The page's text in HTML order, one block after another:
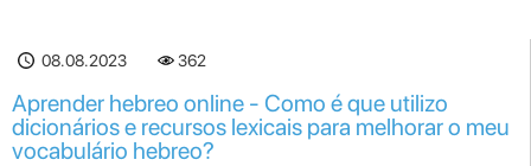
08.08.2023 362
Aprender hebreo online - Como é que utilizo
dicionários e recursos lexicais para melhorar o meu
vocabulário hebreo?